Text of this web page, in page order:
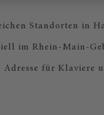
Standorten in
im Rhein-Main-
Adresse für Klaviere